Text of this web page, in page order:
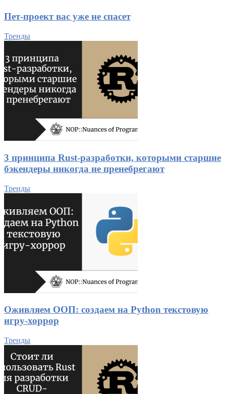
Пет-проект вас уже не спасет
Тренды
3 принципа Rust-разработки, которыми старшие
бэкендеры никогда не пренебрегают
Тренды
Оживляем ООП: создаем на Python текстовую
игру-хоррор
Тренды